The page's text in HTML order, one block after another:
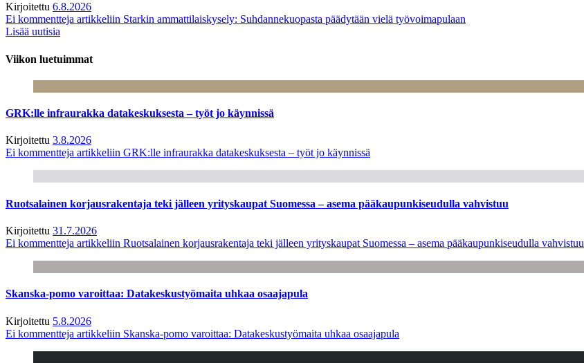
Kirjoitettu 6.8.2026
Ei kommentteja artikkeliin Starkin ammattilaiskysely: Suhdannekuopasta päädytään vielä työvoimapulaan
Lisää uutisia
Viikon luetuimmat
GRK:lle infraurakka datakeskuksesta – työt jo käynnissä
Kirjoitettu 3.8.2026
Ei kommentteja artikkeliin GRK:lle infraurakka datakeskuksesta – työt jo käynnissä
Ruotsalainen korjausrakentaja teki jälleen yrityskaupat Suomessa – asema pääkaupunkiseudulla vahvistuu
Kirjoitettu 31.7.2026
Ei kommentteja artikkeliin Ruotsalainen korjausrakentaja teki jälleen yrityskaupat Suomessa – asema pääkaupunkiseudulla vahvistuu
Skanska-pomo varoittaa: Datakeskustyömaita uhkaa osaajapula
Kirjoitettu 5.8.2026
Ei kommentteja artikkeliin Skanska-pomo varoittaa: Datakeskustyömaita uhkaa osaajapula